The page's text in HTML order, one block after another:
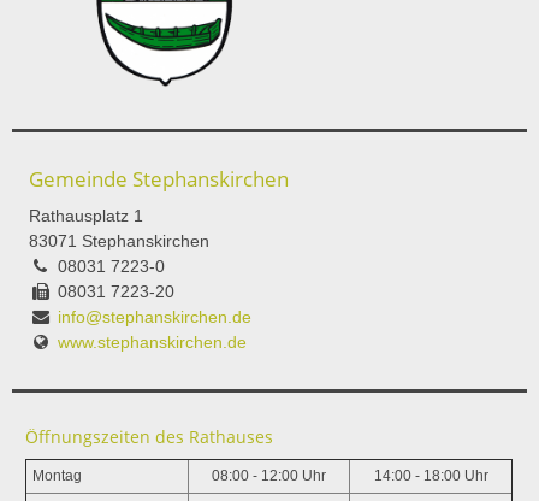
Gemeinde Stephanskirchen
Rathausplatz 1
83071 Stephanskirchen
08031 7223-0
08031 7223-20
info@stephanskirchen.de
www.stephanskirchen.de
Öffnungszeiten des Rathauses
Montag 08:00 - 12:00 Uhr 14:00 - 18:00 Uhr